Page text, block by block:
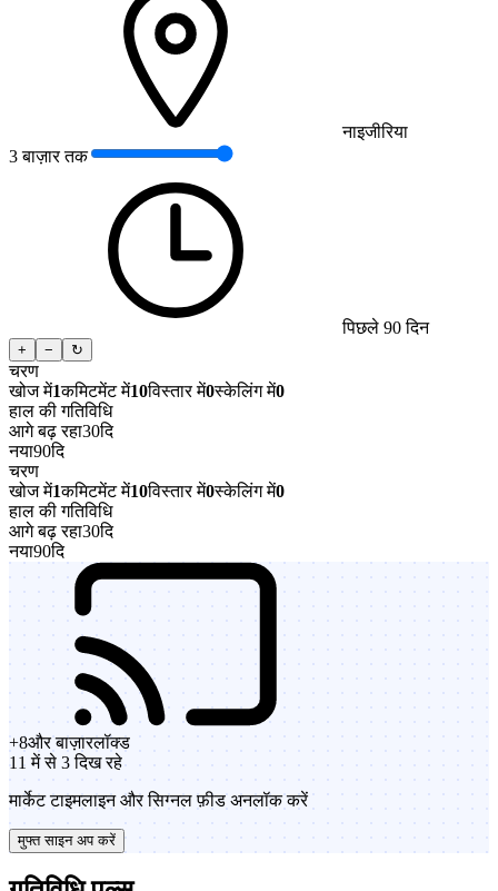
नाइजीरिया
3 बाज़ार तक
पिछले 90 दिन
+ − ↻
चरण
खोज में1कमिटमेंट में10विस्तार में0स्केलिंग में0
हाल की गतिविधि
आगे बढ़ रहा30दि
नया90दि
चरण
खोज में1कमिटमेंट में10विस्तार में0स्केलिंग में0
हाल की गतिविधि
आगे बढ़ रहा30दि
नया90दि
+8और बाज़ारलॉक्ड
11 में से 3 दिख रहे
मार्केट टाइमलाइन और सिग्नल फ़ीड अनलॉक करें
मुफ्त साइन अप करें